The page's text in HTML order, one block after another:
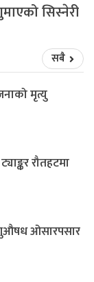
सिस्नेरी
सबै
मृत्यु
रौतहटमा
ओसारपसार